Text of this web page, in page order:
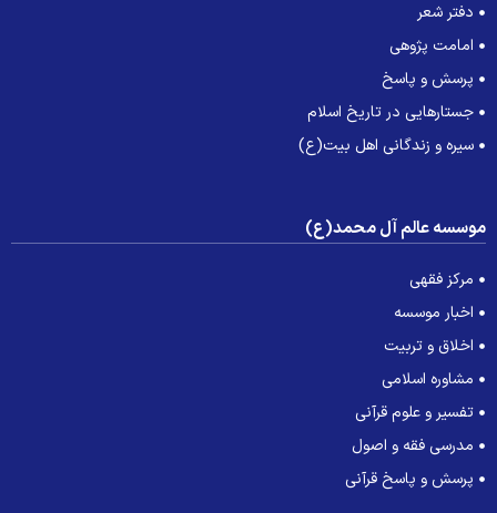
دفتر شعر
امامت پژوهی
پرسش و پاسخ
جستارهایی در تاریخ اسلام
سیره و زندگانی اهل بیت(ع)
عالم آل محمد(ع)
مرکز فقهی
اخبار موسسه
اخلاق و تربیت
مشاوره اسلامی
تفسیر و علوم قرآنی
مدرسی فقه و اصول
پرسش و پاسخ قرآنی